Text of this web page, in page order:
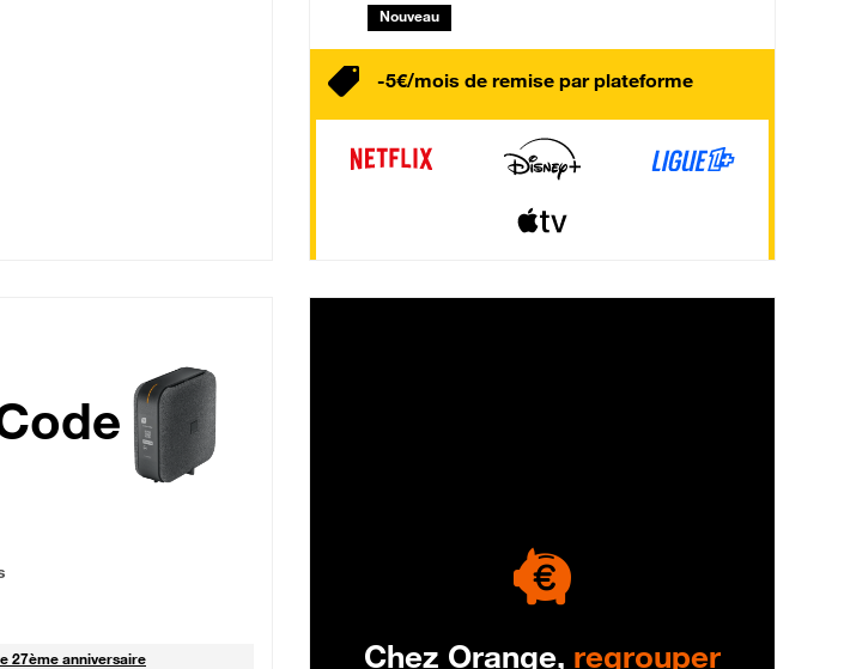
Nouveau
-5€/mois de remise par plateforme
Fibre_18_26
27ème anniversaire Chez Orange, regrouper